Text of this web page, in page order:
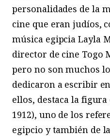
personalidades de la
cine que eran judíos,
música egipcia Layla
director de cine Togo
pero no son muchos
dedicaron a escribir
ellos, destaca la figura
1912), uno de los
egipcio y también de